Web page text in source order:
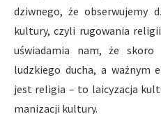
dziwnego, że obserwujemy
kultury, czyli rugowania
uświadamia nam, że
ludzkiego ducha, a ważnym
jest religia – to laicyzacja
manizacji kultury.